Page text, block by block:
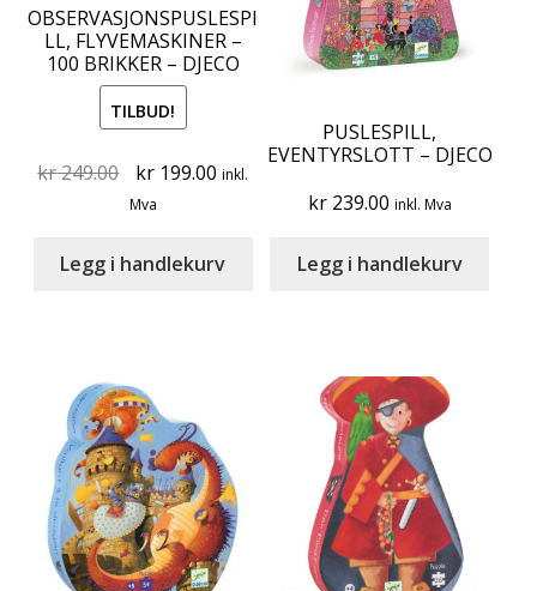
OBSERVASJONSPUSLESPI
LL, FLYVEMASKINER –
100 BRIKKER – DJECO
TILBUD!
kr249.00
Original
price
kr 249.00.
kr 199.00 Current
kr 199.00.
inkl.
Mva
Legg i handlekurv
PUSLESPILL,
EVENTYRSLOTT – DJECO
kr239.00 inkl. Mva
Legg i handlekurv